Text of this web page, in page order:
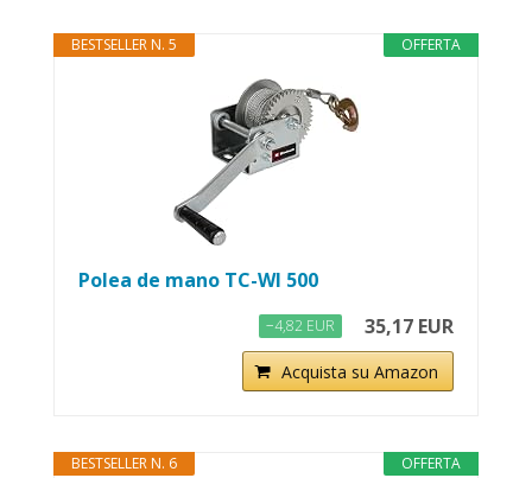
OFFERTA
BESTSELLER N. 5
Polea de mano TC-WI 500
−4,82 EUR 35,17 EUR
Acquista su Amazon
OFFERTA
BESTSELLER N. 6